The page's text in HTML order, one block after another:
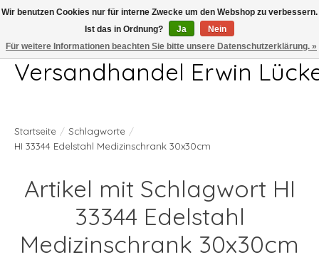
Telefon 04407 715872 MO-DO 7.00-17.00Uhr FR 7.00-13.00Uhr
Versandhandel Erwin
Startseite / Schlagworte /
HI 33344 Edelstahl Medizinschrank 30x30cm
Artikel mit Schlagwort HI
33344 Edelstahl
Medizinschrank 30x30cm
Wir benutzen Cookies nur für interne Zwecke um den Webshop zu verbessern.
Ist das in Ordnung?
Ja
Nein
Für weitere Informationen beachten Sie bitte unsere Datenschutzerklärung. »